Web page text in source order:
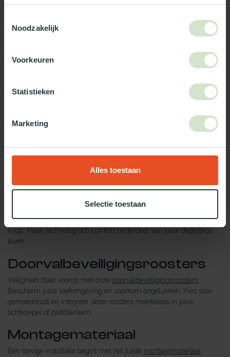
Noodzakelijk
Voorkeuren
Statistieken
Marketing
Alles toestaan
Selectie toestaan
binnenkomende licht met onzezonwering. Creëer een aangename
Vergroot het gebruiksgemak van openslaande platdakramen met
. Bedien eenvoudig de ventilatie en
bedieningsstokken heb je de controle letterlijk binnen handbereik.
Ga voor ultiem gemak met onze
. Open en
geavanceerde technologie die jouw leefruimte transformeert en
aanpast aan jouw moderne levensstijl.
Afstandsbedieningen
jouw lichtdoorlatende constructie. Pas de lichtinval aan, reguleer de
ventilatie en bepaal de sfeer met het gemak van een druk op de
knop. Maak technologisch comfort onderdeel van jouw dagelijkse
leven.
Doorvalbeveiligingsroosters
Veiligheid staat voorop met onze doorvalbeveiligingsroosters
Bescherm jouw leefomgeving en voorkom ongelukken. Kies voor
gemoedsrust en integreer deze roosters moeiteloos in jouw
lichtkoepel of platdakraam.
Montagemateriaal
Een stevige installatie begint met het juiste montagemateriaal.